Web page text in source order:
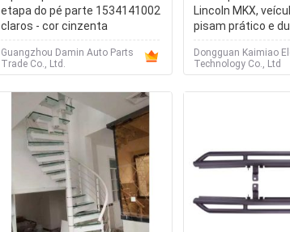
etapa do pé parte 1534141002
claros - cor cinzenta
Guangzhou Damin Auto Parts
Trade Co., Ltd.
Lincoln MKX,
pisam prático e
Dongguan Kaimiao
Technology Co., Ltd